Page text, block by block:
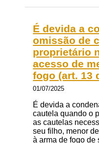
É devida a
omissão de
proprietário
acesso de
fogo (art. 13
01/07/2025
É devida a
cautela quando o
as cautelas
seu filho, menor
à arma de fogo de